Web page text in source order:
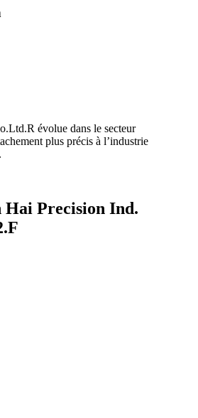
évolue dans le secteur
plus précis à l’industrie
.
Hai Precision Ind.